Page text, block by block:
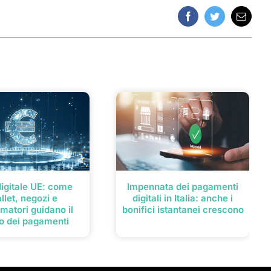
FacebookTwitterEmail
UE: come
negozi e
guidano il
dei pagamenti
Impennata dei pagamenti
digitali in Italia: anche i
bonifici istantanei crescono